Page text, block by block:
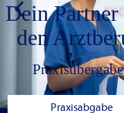
Dein
den
Praxisübergabe
Stellenangebote in
Praxisabgabe